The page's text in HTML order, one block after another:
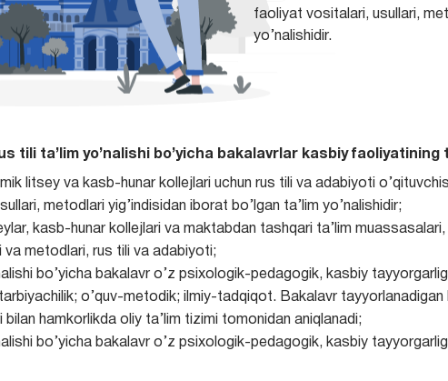
faoliyat vositalari, usullari,
yo’nalishidir.
tili ta’lim yo’nalishi bo’yicha bakalavrlar kasbiy faoliyatining
litsey va kasb-hunar kollejlari uchun rus tili va adabiyoti
metodlari yig’indisidan iborat bo’lgan ta’lim yo’nalishidir;
kasb-hunar kollejlari va maktabdan tashqari ta’lim
va metodlari, rus tili va adabiyoti;
bo’yicha bakalavr o’z psixologik-pedagogik, kasbiy
o’quv-metodik; ilmiy-tadqiqot. Bakalavr
hamkorlikda oliy ta’lim tizimi tomonidan aniqlanadi;
bo’yicha bakalavr o’z psixologik-pedagogik, kasbiy